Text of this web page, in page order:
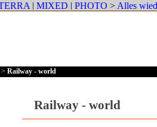
> Railway - world
Railway - world